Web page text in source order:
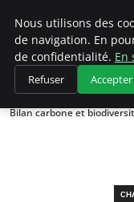
Accueil
Changements
Bilan carbone et
Nous utilisons des
de navigation. En
de confidentialité. En
Refuser Accepter